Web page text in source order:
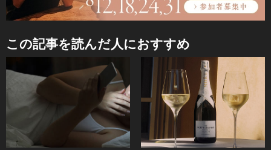
この記事を読んだ人におすすめ